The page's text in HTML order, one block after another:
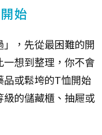
始
，先從最困難的開
想到整理，你不會
或鬆垮的T恤開始
的儲藏櫃、抽屜或